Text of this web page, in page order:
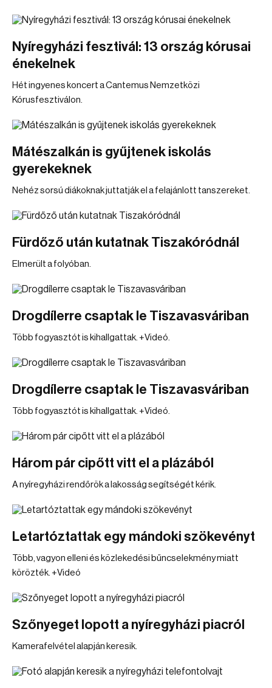
Nyíregyházi fesztivál: 13 ország kórusai
énekelnek
Hét ingyenes koncert a Cantemus Nemzetközi
Kórusfesztiválon.
Mátészalkán is gyűjtenek iskolás
gyerekeknek
Nehéz sorsú diákoknak juttatják el a felajánlott tanszereket.
Fürdőző után kutatnak Tiszakóródnál
Elmerült a folyóban.
Drogdílerre csaptak le Tiszavasváriban
Több fogyasztót is kihallgattak. +Videó.
Drogdílerre csaptak le Tiszavasváriban
Több fogyasztót is kihallgattak. +Videó.
Három pár cipőtt vitt el a plázából
A nyíregyházi rendőrök a lakosság segítségét kérik.
Letartóztattak egy mándoki szökevényt
Több, vagyon elleni és közlekedési bűncselekmény miatt
körözték. +Videó
Szőnyeget lopott a nyíregyházi piacról
Kamerafelvétel alapján keresik.